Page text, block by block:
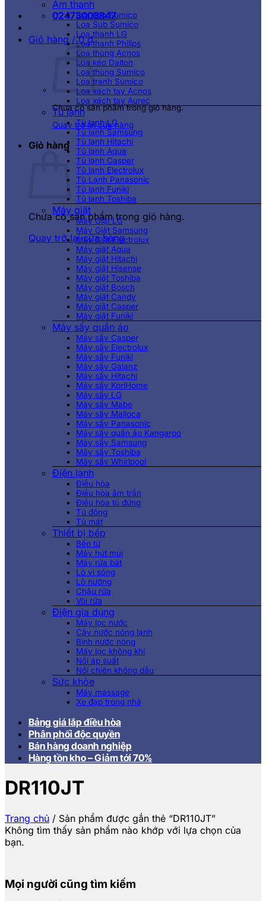
02473003847
Giỏ hàng /0₫
Chưa có sản phẩm trong giỏ hàng.
Quay trở lại cửa hàng
Giỏ hàng
Chưa có sản phẩm trong giỏ hàng.
Quay trở lại cửa hàng
Âm thanh
Loa kéo Sumico
Loa Sub Sumico
Loa thanh LG
Loa thanh Philips
Loa thùng Acnos
Loa kéo Dalton
Loa thùng Sumico
Loa tranh Sumico
Loa xách tay Acnos
Loa xách tay Aurec
Tủ lạnh
Tủ lạnh LG
Tủ lạnh Samsung
Tủ lạnh Hitachi
Tủ lạnh Aqua
Tủ lạnh Casper
Tủ lạnh Electrolux
Tủ Lạnh Panasonic
Tủ lạnh Funiki
Tủ lạnh Toshiba
Máy giặt
Máy Giặt LG
Máy Giặt Samsung
Máy Giặt Electrolux
Máy giặt Aqua
Máy giặt Hitachi
Máy giặt Hisense
Máy giặt Toshiba
Máy giặt Bosch
Máy giặt Candy
Máy giặt Casper
Máy giặt Funiki
Máy sấy quần áo
Máy sấy Casper
Máy sấy Electrolux
Máy sấy Funiki
Máy sấy Galanz
Máy sấy Hitachi
Máy sấy KoriHome
Máy sấy LG
Máy sấy Mabe
Máy sấy Malloca
Máy sấy Panasonic
Máy sấy quần áo Kangaroo
Máy sấy Samsung
Máy sấy Toshiba
Máy sấy Whirlpool
Điện lạnh
Điều hòa
Điều hòa âm trần
Điều hòa tủ đứng
Tủ đông
Tủ mát
Thiết bị bếp
Bếp từ
Máy hút mùi
Máy rửa bát
Lò vi sóng
Lò nướng
Chậu rửa
Vòi rửa
Điện gia dụng
Máy lọc nước
Cây nước nóng lạnh
Bình nước nóng
Máy lọc không khí
Nồi áp suất
Nồi chiên không dầu
Sức khỏe
Máy massage
Xe đạp trong nhà
Bảng giá lắp điều hòa
Phân phối độc quyền
Bán hàng doanh nghiệp
Hàng tồn kho – Giảm tới 70%
DR110JT
Trang chủ / Sản phẩm được gắn thẻ “DR110JT”
Không tìm thấy sản phẩm nào khớp với lựa chọn của
bạn.
Mọi người cũng tìm kiếm